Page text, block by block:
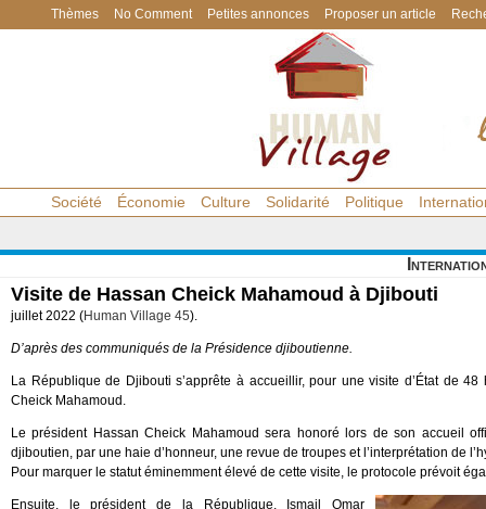
Thèmes No Comment Petites annonces Proposer un article
Société Économie Culture Solidarité Politique
Visite de Hassan Cheick Mahamoud à Djibouti
juillet 2022 (Human Village 45).
D’après des communiqués de la Présidence djiboutienne.
La République de Djibouti s’apprête à accueillir, pour une visite d’État de
Cheick Mahamoud.
Le président Hassan Cheick Mahamoud sera honoré lors de son accueil
djiboutien, par une haie d’honneur, une revue de troupes et l’interprétation de
Pour marquer le statut éminemment élevé de cette visite, le protocole prévoit
Ensuite, le président de la République, Ismail Omar